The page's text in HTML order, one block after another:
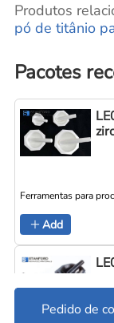
Produtos
pó de titânio
Pacotes
Ferramentas para
Add
Pedido de